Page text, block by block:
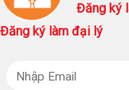
Đăng ký
Đăng ký làm đại lý